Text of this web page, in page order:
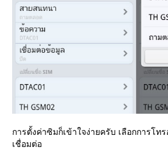
การตั้งค่าซิมก็เข้าใจง่ายครับ เลือกการโท
เชื่อมต่อ